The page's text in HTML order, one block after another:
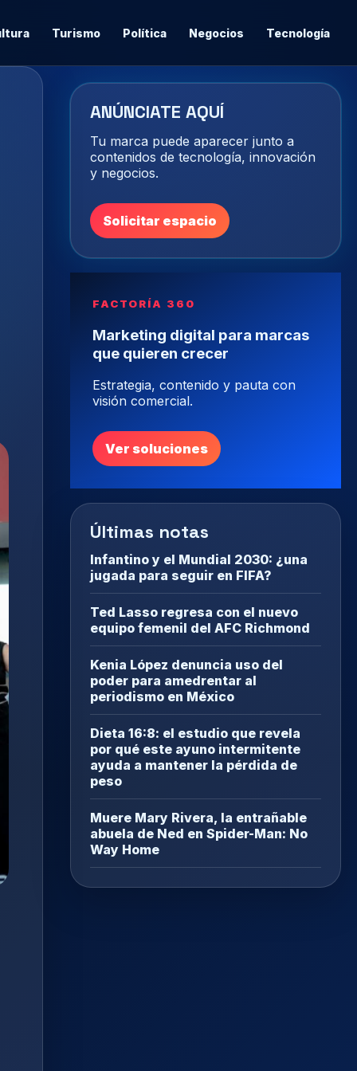
Turismo Política Negocios Tecnología
ANÚNCIATE AQUÍ
Tu marca puede aparecer junto a
contenidos de tecnología, innovación
y negocios.
Solicitar espacio
FACTORÍA 360
Marketing digital para marcas
que quieren crecer
Estrategia, contenido y pauta con
visión comercial.
Ver soluciones
Últimas notas
Infantino y el Mundial 2030: ¿una
jugada para seguir en FIFA?
Ted Lasso regresa con el nuevo
equipo femenil del AFC Richmond
Kenia López denuncia uso del
poder para amedrentar al
periodismo en México
Dieta 16:8: el estudio que revela
por qué este ayuno intermitente
ayuda a mantener la pérdida de
peso
Muere Mary Rivera, la entrañable
abuela de Ned en Spider-Man: No
Way Home